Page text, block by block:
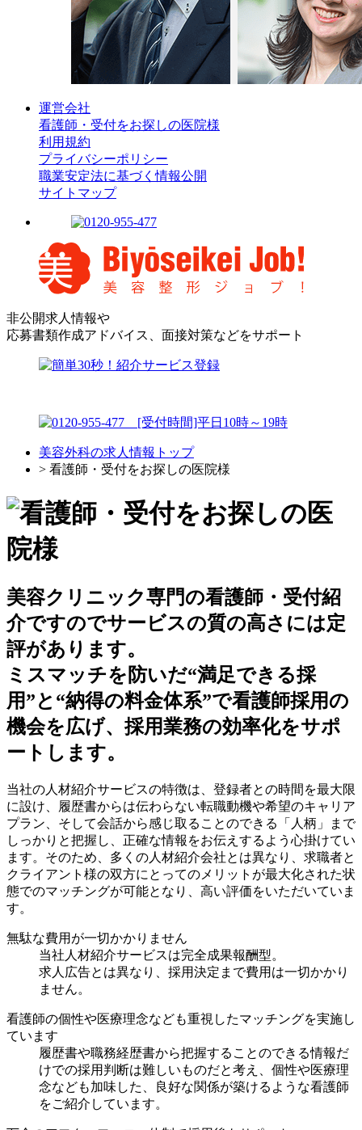
運営会社
看護師・受付をお探しの医院様
利用規約
プライバシーポリシー
職業安定法に基づく情報公開
サイトマップ
非公開求人情報や
応募書類作成アドバイス、面接対策などをサポート
美容外科の求人情報トップ
> 看護師・受付をお探しの医院様
美容クリニック専門の看護師・受付紹
介ですのでサービスの質の高さには定
評があります。
ミスマッチを防いだ“満足できる採
用”と“納得の料金体系”で看護師採用の
機会を広げ、採用業務の効率化をサポ
ートします。
当社の人材紹介サービスの特徴は、登録者との時間を最大限
に設け、履歴書からは伝わらない転職動機や希望のキャリア
プラン、そして会話から感じ取ることのできる「人柄」まで
しっかりと把握し、正確な情報をお伝えするよう心掛けてい
ます。そのため、多くの人材紹介会社とは異なり、求職者と
クライアント様の双方にとってのメリットが最大化された状
態でのマッチングが可能となり、高い評価をいただいていま
す。
無駄な費用が一切かかりません
当社人材紹介サービスは完全成果報酬型。
求人広告とは異なり、採用決定まで費用は一切かかり
ません。
看護師の個性や医療理念なども重視したマッチングを実施し
ています
履歴書や職務経歴書から把握することのできる情報だ
けでの採用判断は難しいものだと考え、個性や医療理
念なども加味した、良好な関係が築けるような看護師
をご紹介しています。